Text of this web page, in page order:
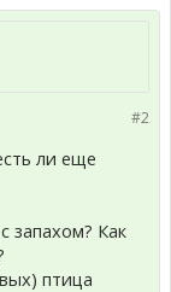
#2
ли еще
запахом? Как
птица